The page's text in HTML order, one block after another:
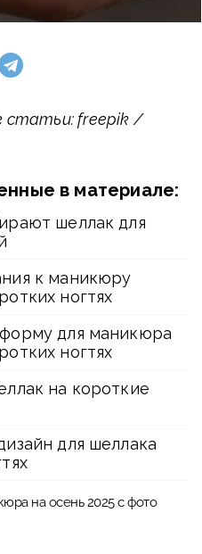
статьи: freepik /
в материале:
шеллак для
к маникюру
ногтях
для маникюра
ногтях
на короткие
для шеллака
на осень 2025 с фото